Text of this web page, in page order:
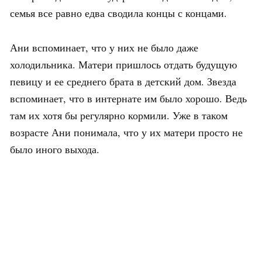
семья все равно едва сводила концы с концами.
Ани вспоминает, что у них не было даже
холодильника. Матери пришлось отдать будущую
певицу и ее среднего брата в детский дом. Звезда
вспоминает, что в интернате им было хорошо. Ведь
там их хотя бы регулярно кормили. Уже в таком
возрасте Ани понимала, что у их матери просто не
было иного выхода.